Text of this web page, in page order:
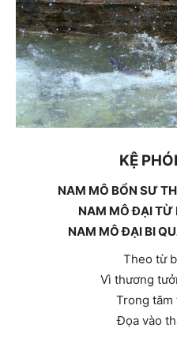
KỆ
NAM MÔ BỔN SƯ
NAM MÔ ĐẠI TỪ
NAM MÔ ĐẠI BI
Theo từ
Vì thương
Trong tăm
Đọa vào